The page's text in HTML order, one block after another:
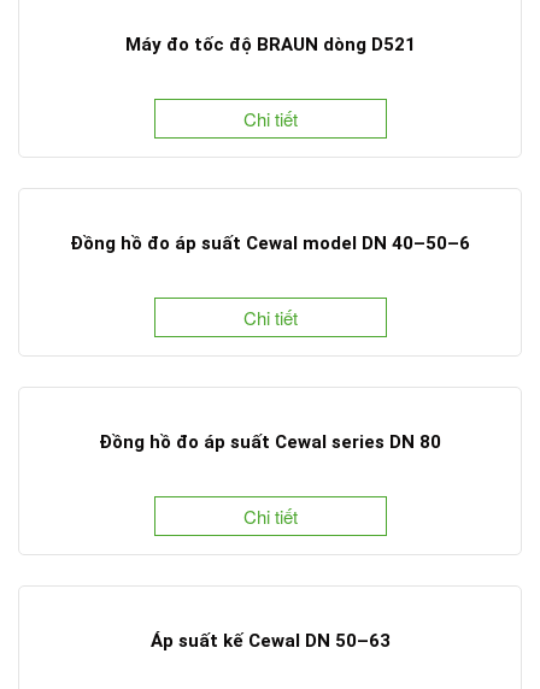
Máy đo tốc độ BRAUN dòng D521
Chi tiết
Đồng hồ đo áp suất Cewal model DN 40–50–6
Chi tiết
Đồng hồ đo áp suất Cewal series DN 80
Chi tiết
Áp suất kế Cewal DN 50–63